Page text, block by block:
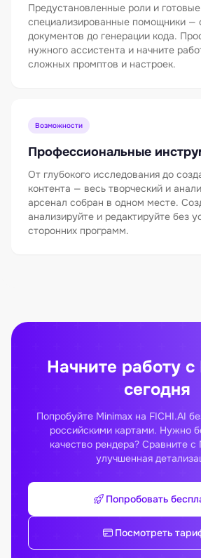
Предустановленные роли и готовые
специализированные помощники —
документов до генерации кода.
нужного ассистента и начните
сложных промптов и настроек.
Возможности
Профессиональные
От глубокого исследования до
контента — весь творческий и
арсенал собран в одном месте.
анализируйте и редактируйте без
сторонних программ.
Начните работу
сегодня
Попробуйте Minimax на FICHI.AI
российскими картами. Нужно
качество рендера? Сравните с
улучшенная
Попробовать
Посмотреть